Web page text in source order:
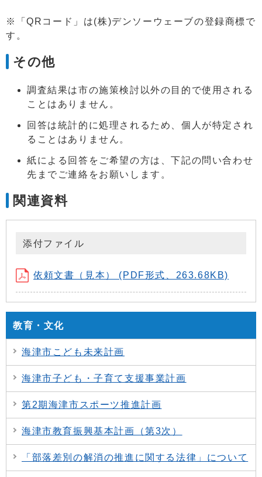
※「QRコード」は(株)デンソーウェーブの登録商標で
す。
その他
調査結果は市の施策検討以外の目的で使用される
ことはありません。
回答は統計的に処理されるため、個人が特定され
ることはありません。
紙による回答をご希望の方は、下記の問い合わせ
先までご連絡をお願いします。
関連資料
添付ファイル
依頼文書（見本） (PDF形式、263.68KB)
教育・文化
海津市こども未来計画
海津市子ども・子育て支援事業計画
第2期海津市スポーツ推進計画
海津市教育振興基本計画（第3次）
「部落差別の解消の推進に関する法律」について